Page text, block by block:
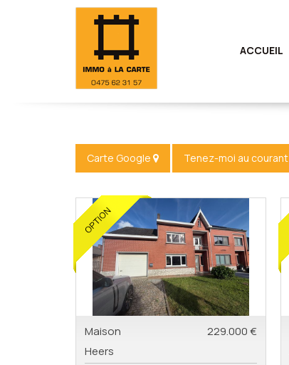
ACCUEIL
Carte Google Tenez-moi au courant
Maison
229.000 €
Heers